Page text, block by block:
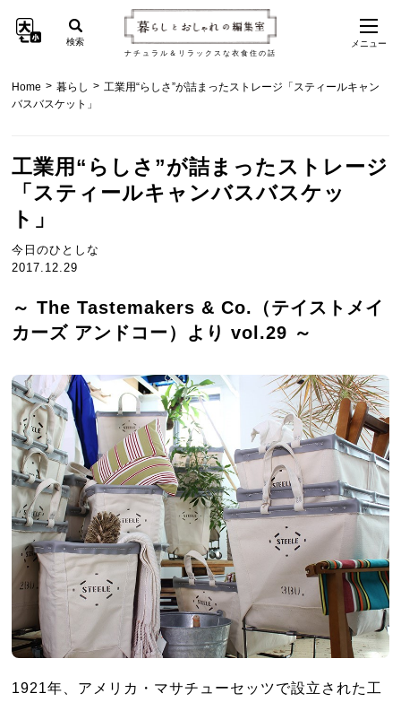
ナチュラル＆リラックスな衣食住の話
検索 メニュー
Home > 暮らし > 工業用“らしさ”が詰まったストレージ「スティールキャン
バスバスケット」
工業用“らしさ”が詰まったストレージ
「スティールキャンバスバスケッ
ト」
今日のひとしな
2017.12.29
～ The Tastemakers & Co.（テイストメイ
カーズ アンドコー）より vol.29 ～
1921年、アメリカ・マサチューセッツで設立された工